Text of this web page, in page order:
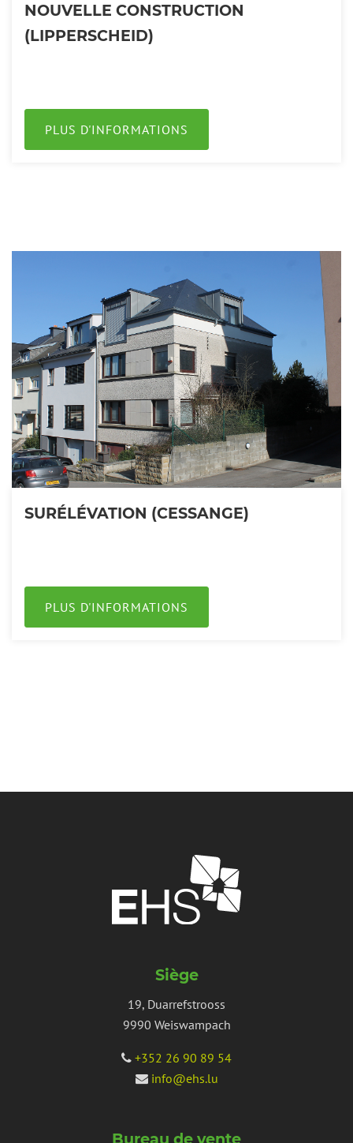
NOUVELLE CONSTRUCTION
(LIPPERSCHEID)
PLUS D'INFORMATIONS
SURÉLÉVATION (CESSANGE)
PLUS D'INFORMATIONS
Siège
19, Duarrefstrooss
9990 Weiswampach
+352 26 90 89 54
info@ehs.lu
Bureau de vente